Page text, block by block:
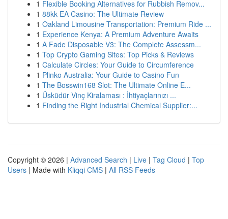
1 Flexible Booking Alternatives for Rubbish Remov...
1 88kk EA Casino: The Ultimate Review
1 Oakland Limousine Transportation: Premium Ride ...
1 Experience Kenya: A Premium Adventure Awaits
1 A Fade Disposable V3: The Complete Assessm...
1 Top Crypto Gaming Sites: Top Picks & Reviews
1 Calculate Circles: Your Guide to Circumference
1 Plinko Australia: Your Guide to Casino Fun
1 The Bosswin168 Slot: The Ultimate Online E...
1 Üsküdür Vinç Kiralaması : İhtiyaçlarınızı ...
1 Finding the Right Industrial Chemical Supplier:...
Copyright © 2026 | Advanced Search | Live | Tag Cloud | Top
Users | Made with Kliqqi CMS | All RSS Feeds